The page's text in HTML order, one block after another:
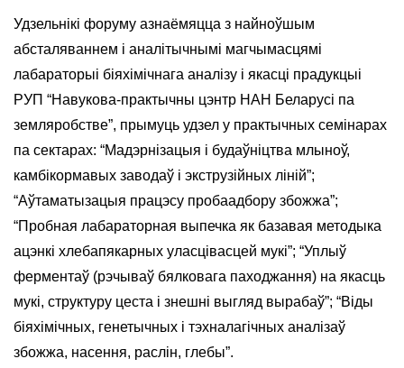
Удзельнікі форуму азнаёмяцца з найноўшым
абсталяваннем і аналітычнымі магчымасцямі
лабараторыі біяхімічнага аналізу і якасці прадукцыі
РУП “Навукова-практычны цэнтр НАН Беларусі па
земляробстве”, прымуць удзел у практычных семінарах
па сектарах: “Мадэрнізацыя і будаўніцтва млыноў,
камбікормавых заводаў і экструзійных ліній”;
“Аўтаматызацыя працэсу пробаадбору збожжа”;
“Пробная лабараторная выпечка як базавая методыка
ацэнкі хлебапякарных уласцівасцей мукі”; “Уплыў
ферментаў (рэчываў бялковага паходжання) на якасць
мукі, структуру цеста і знешні выгляд вырабаў”; “Віды
біяхімічных, генетычных і тэхналагічных аналізаў
збожжа, насення, раслін, глебы”.